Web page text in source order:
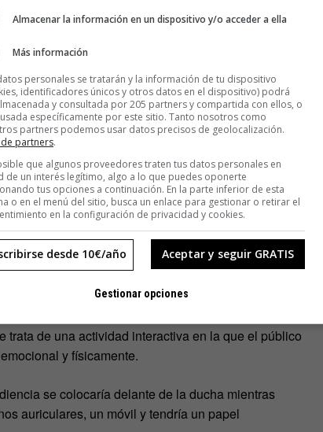
pervasive drama), diseñada por el
en la trama
de una actividad interactiva en la que el público
y físicamente.
se colocaría delante de la ducha mientras
auriculares, un móvil y tendría un papel
Almacenar la información en un dispositivo y/o acceder a ella
Más información
personales se tratarán y la información de tu dispositivo
identificadores únicos y otros datos en el dispositivo) podrá
y consultada por 205 partners y compartida con ellos, o
específicamente por este sitio. Tanto nosotros como
partners podemos usar datos precisos de geolocalización.
de partners.
que algunos proveedores traten tus datos personales en
de un interés legítimo, algo a lo que puedes oponerte
tus opciones a continuación. En la parte inferior de esta
o en el menú del sitio, busca un enlace para gestionar o retirar el
en la configuración de privacidad y cookies.
Aceptar y seguir GRATIS
desde 10€/año
Gestionar opciones